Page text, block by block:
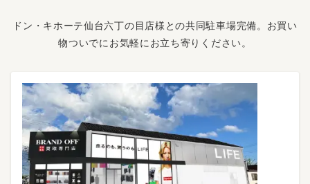
ドン・キホーテ仙台六丁の目店様との共同駐車場完備。お買い
物ついでにお気軽にお立ち寄りください。